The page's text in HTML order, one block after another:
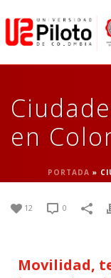
en
PORTADA »
12 0
Movilidad,